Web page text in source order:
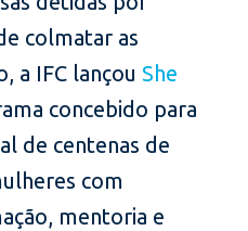
colmatar as
a IFC lançou She
concebido para
de centenas de
com
mentoria e